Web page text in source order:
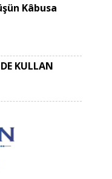
Kâbusa
KULLAN